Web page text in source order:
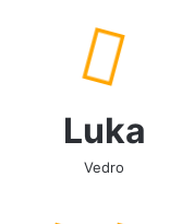
Luka
Vedro